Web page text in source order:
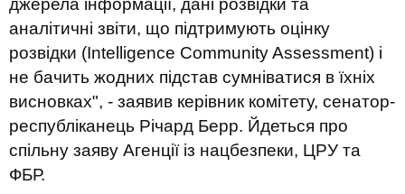
джерела інформації, дані розвідки та
аналітичні звіти, що підтримують оцінку
розвідки (Intelligence Community Assessment) і
не бачить жодних підстав сумніватися в їхніх
висновках", - заявив керівник комітету, сенатор-
республіканець Річард Берр. Йдеться про
спільну заяву Агенції із нацбезпеки, ЦРУ та
ФБР.